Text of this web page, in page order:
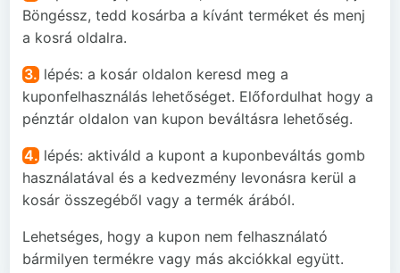
Böngéssz, tedd kosárba a kívánt terméket és menj
a kosrá oldalra.
3. lépés: a kosár oldalon keresd meg a
kuponfelhasználás lehetőséget. Előfordulhat hogy a
pénztár oldalon van kupon beváltásra lehetőség.
4. lépés: aktiváld a kupont a kuponbeváltás gomb
használatával és a kedvezmény levonásra kerül a
kosár összegéből vagy a termék árából.
Lehetséges, hogy a kupon nem felhasználató
bármilyen termékre vagy más akciókkal együtt.